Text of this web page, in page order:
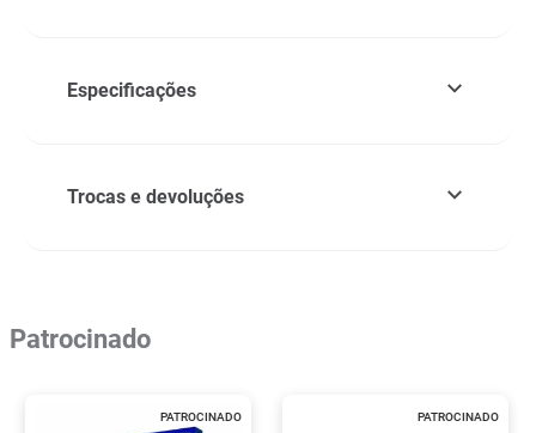
Especificações
Trocas e devoluções
Patrocinado
PATROCINADO PATROCINADO